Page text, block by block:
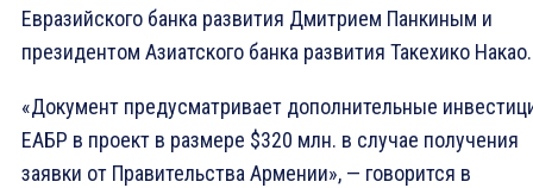
Евразийского банка развития Дмитрием Панкиным и
президентом Азиатского банка развития Такехико Накао.
«Документ предусматривает дополнительные
ЕАБР в проект в размере $320 млн. в случае получения
заявки от Правительства Армении», — говорится в